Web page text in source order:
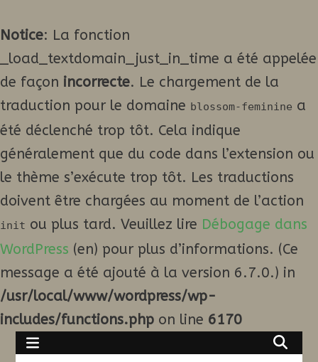
Notice: La fonction
_load_textdomain_just_in_time a été appelée
de façon incorrecte. Le chargement de la
traduction pour le domaine blossom-feminine a
été déclenché trop tôt. Cela indique
généralement que du code dans l’extension ou
le thème s’exécute trop tôt. Les traductions
doivent être chargées au moment de l’action
init ou plus tard. Veuillez lire Débogage dans
WordPress (en) pour plus d’informations. (Ce
message a été ajouté à la version 6.7.0.) in
/usr/local/www/wordpress/wp-
includes/functions.php on line 6170